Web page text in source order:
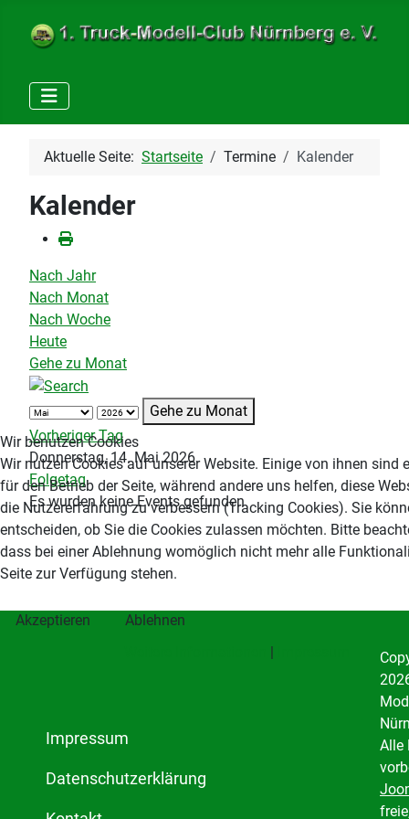
Aktuelle Seite: Startseite Termine Kalender
Kalender
Nach Jahr
Nach Monat
Nach Woche
Heute
Gehe zu Monat
Gehe zu Monat
Vorheriger Tag
Donnerstag, 14. Mai 2026
Folgetag
Es wurden keine Events gefunden
Impressum
Datenschutzerklärung
Alle
Wir benutzen Cookies
Wir nutzen Cookies auf unserer Website. Einige von ihnen sind
für den Betrieb der Seite, während andere uns helfen, diese
die Nutzererfahrung zu verbessern (Tracking Cookies). Sie
entscheiden, ob Sie die Cookies zulassen möchten. Bitte
dass bei einer Ablehnung womöglich nicht mehr alle
Seite zur Verfügung stehen.
Akzeptieren
Ablehnen
|